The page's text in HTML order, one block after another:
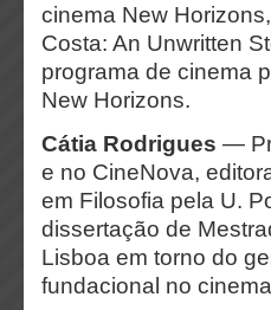
cinema New
Costa: An Unwritten
programa de cinema
New Horizons.
Cátia Rodrigues —
e no CineNova,
em Filosofia pela U.
dissertação de
Lisboa em torno do
fundacional no